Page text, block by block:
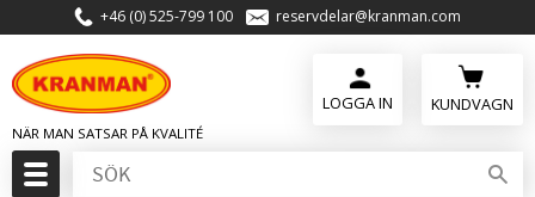
Meny
+46 (0) 525-799 100 reservdelar@kranman.com
KUNDVAGN